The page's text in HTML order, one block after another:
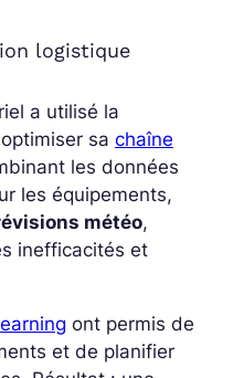
logistique
a utilisé la
sa chaîne
les données
les équipements,
météo,
inefficacités et
ont permis de
et de planifier